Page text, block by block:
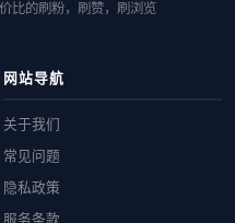
比的刷粉，刷赞，刷浏览
网站导航
关于我们
常见问题
隐私政策
服务条款